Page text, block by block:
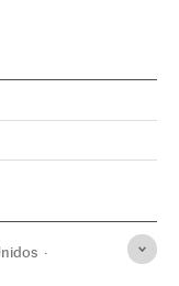
Facebook